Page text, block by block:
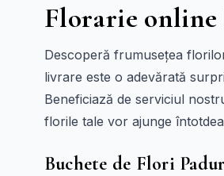
Florarie
Descoperă frumusețea
livrare este o adevărată
Beneficiază de serviciul
florile tale vor ajunge
Buchete de Flori